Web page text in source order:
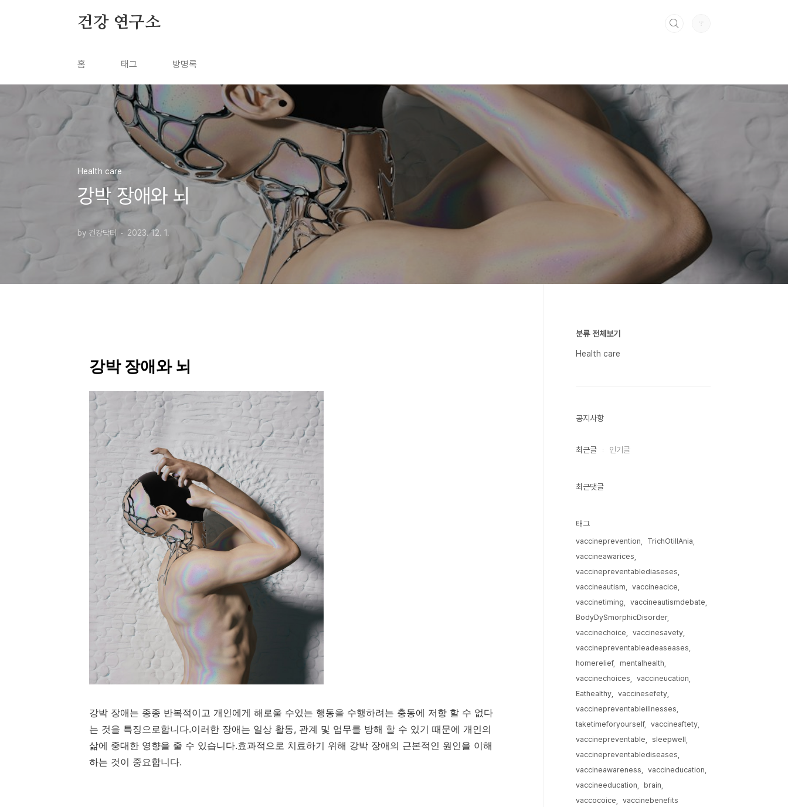
건강 연구소
홈 태그 방명록
Health care
강박 장애와 뇌
by 건강닥터 2023. 12. 1.
강박 장애와 뇌
강박 장애는 종종 반복적이고 개인에게 해로울 수있는 행동을 수행하려는 충동에 저항 할 수 없다
는 것을 특징으로합니다.이러한 장애는 일상 활동, 관계 및 업무를 방해 할 수 있기 때문에 개인의
삶에 중대한 영향을 줄 수 있습니다.효과적으로 치료하기 위해 강박 장애의 근본적인 원인을 이해
하는 것이 중요합니다.
분류 전체보기
Health care
공지사항
최근글 인기글
최근댓글
태그
vaccineprevention
TrichOtillAnia
vaccineawarices
vaccinepreventablediaseses
vaccineautism
vaccineacice
vaccinetiming
vaccineautismdebate
BodyDySmorphicDisorder
vaccinechoice
vaccinesavety
vaccinepreventableadeaseases
homerelief
mentalhealth
vaccinechoices
vaccineucation
Eathealthy
vaccinesefety
vaccinepreventableillnesses
taketimeforyourself
vaccineaftety
vaccinepreventable
sleepwell
vaccinepreventablediseases
vaccineawareness
vaccineducation
vaccineeducation
brain
vaccocoice
vaccinebenefits